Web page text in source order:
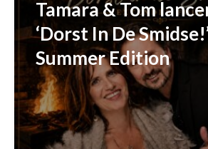
Tamara & Tom
‘Dorst In De
Summer Edition